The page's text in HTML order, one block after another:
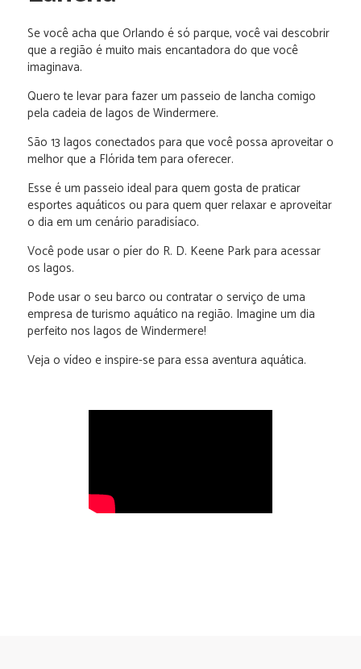
Se você acha que Orlando é só parque, você vai descobrir
que a região é muito mais encantadora do que você
imaginava.
Quero te levar para fazer um passeio de lancha comigo
pela cadeia de lagos de Windermere.
São 13 lagos conectados para que você possa aproveitar o
melhor que a Flórida tem para oferecer.
Esse é um passeio ideal para quem gosta de praticar
esportes aquáticos ou para quem quer relaxar e aproveitar
o dia em um cenário paradisíaco.
Você pode usar o píer do R. D. Keene Park para acessar
os lagos.
Pode usar o seu barco ou contratar o serviço de uma
empresa de turismo aquático na região. Imagine um dia
perfeito nos lagos de Windermere!
Veja o vídeo e inspire-se para essa aventura aquática.